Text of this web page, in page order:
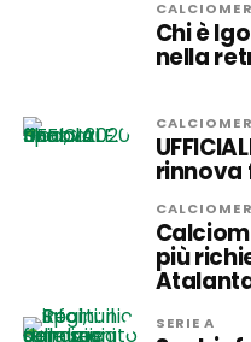
Chi è
nella
rinnova
più
SERIE A